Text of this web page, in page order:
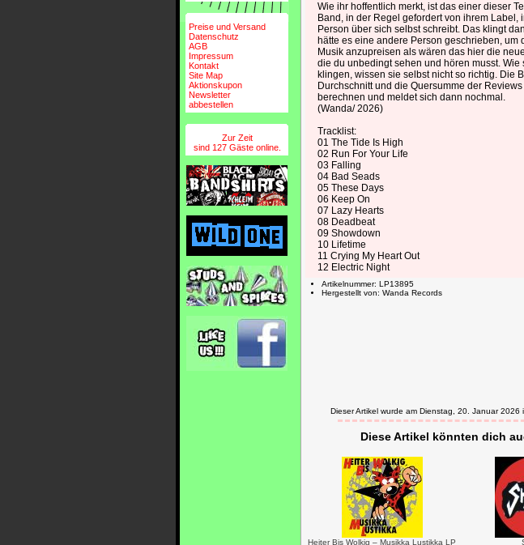
Preise und Versand
Datenschutz
AGB
Impressum
Kontakt
Site Map
Aktionskupon
Newsletter
abbestellen
Zur Zeit
sind 127 Gäste online.
Wie ihr hoffentlich merkt, ist das einer dieser
Band, in der Regel gefordert von ihrem Label,
Person über sich selbst schreibt. Das klingt
hätte es eine andere Person geschrieben, um
Musik anzupreisen als wären das hier die
die du unbedingt sehen und hören musst. Wie
klingen, wissen sie selbst nicht so richtig. Die
Durchschnitt und die Quersumme der
berechnen und meldet sich dann nochmal.
(Wanda/ 2026)
Tracklist:
01 The Tide Is High
02 Run For Your Life
03 Falling
04 Bad Seads
05 These Days
06 Keep On
07 Lazy Hearts
08 Deadbeat
09 Showdown
10 Lifetime
11 Crying My Heart Out
12 Electric Night
Artikelnummer: LP13895
Hergestellt von: Wanda Records
Dieser Artikel wurde am Dienstag, 20. Januar 2026
Diese Artikel könnten dich
Heiter Bis Wolkig – Musikka Lustikka LP